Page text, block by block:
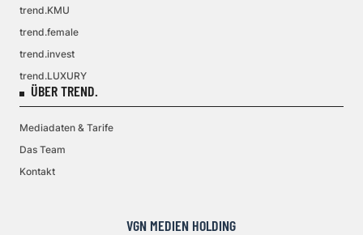
trend.KMU
trend.female
trend.invest
trend.LUXURY
ÜBER TREND.
Mediadaten & Tarife
Das Team
Kontakt
VGN MEDIEN HOLDING